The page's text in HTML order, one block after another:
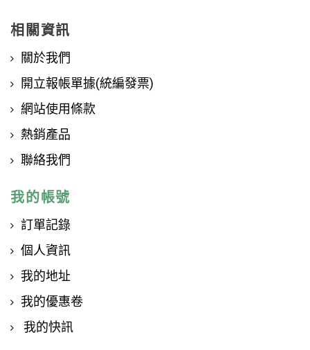
相關資訊
關於我們
開立報帳單據(統編發票)
網站使用條款
熱銷產品
聯絡我們
我的帳號
訂單記錄
個人資訊
我的地址
我的優惠卷
我的快訊